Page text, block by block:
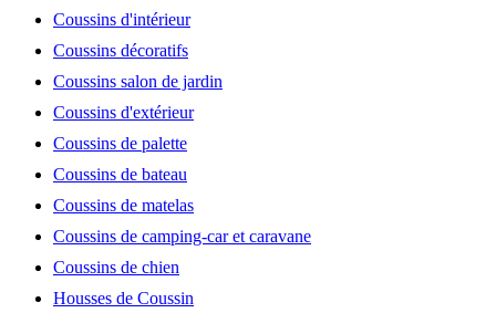
Coussins d'intérieur
Coussins décoratifs
Coussins salon de jardin
Coussins d'extérieur
Coussins de palette
Coussins de bateau
Coussins de matelas
Coussins de camping-car et caravane
Coussins de chien
Housses de Coussin